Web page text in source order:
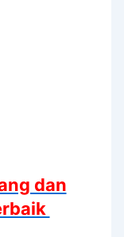
dan